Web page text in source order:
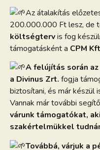
Az átalakítás
200.000.000 Ft lesz, de
költségtervis fog
támogatásként a CPM
A felújítás során
a Divinus Zrt. fogja
biztosítani, és már készül
Vannak már további
várunk támogatókat,
szakértelmükkel
Továbbá, várjuk a